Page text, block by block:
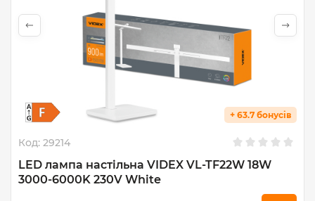
+ 63.7 бонусів
Код: 29214
LED лампа настiльна VIDEX VL-TF22W 18W
3000-6000K 230V White